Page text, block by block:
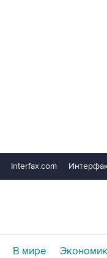
Interfax.com
В мире